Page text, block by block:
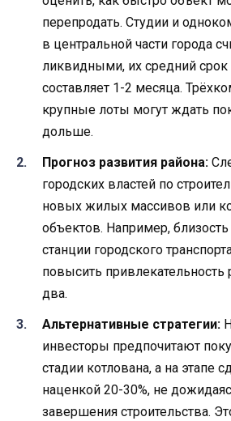
перепродать. Студии и
в центральной части города
ликвидными, их средний срок
составляет 1-2 месяца.
крупные лоты могут ждать
дольше.
Прогноз развития района:
городских властей по
новых жилых массивов или
объектов. Например,
станции городского
повысить привлекательность
два.
Альтернативные стратегии:
инвесторы предпочитают
стадии котлована, а на этапе
наценкой 20-30%, не
завершения строительства.